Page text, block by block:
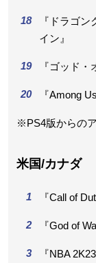
『ドラゴ
イン』
『ゴッド・
『Among Us
※PS4版からの
米国/カナダ
『Call of
『God of
『NBA 2K23